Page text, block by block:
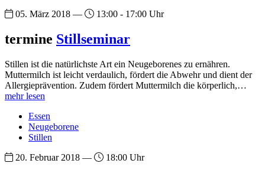
05. März 2018 —
13:00 - 17:00 Uhr
termine Stillseminar
Stillen ist die natürlichste Art ein Neugeborenes zu ernähren.
Muttermilch ist leicht verdaulich, fördert die Abwehr und dient der
Allergieprävention. Zudem fördert Muttermilch die körperlich,…
mehr lesen
Essen
Neugeborene
Stillen
20. Februar 2018 —
18:00 Uhr